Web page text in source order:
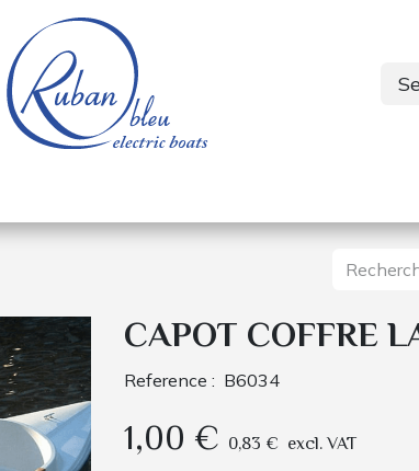
CAPOT COFFRE
Reference : B6034
1,00 € 0,83 € excl. VAT